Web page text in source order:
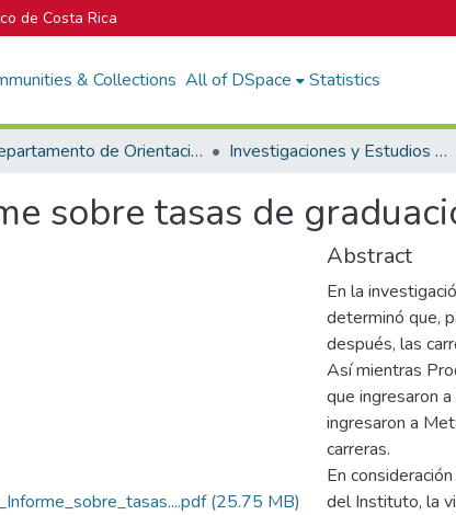
de Costa Rica
& Collections All of DSpace Statistics
Departamento de Orientación y Psicología Investigaciones y Estudios del DOP
sobre tasas de
(25.75 MB)
Abstract
En la
determinó que,
después, las
Así mientras
que ingresaron
ingresaron a
carreras.
En
del Instituto, la